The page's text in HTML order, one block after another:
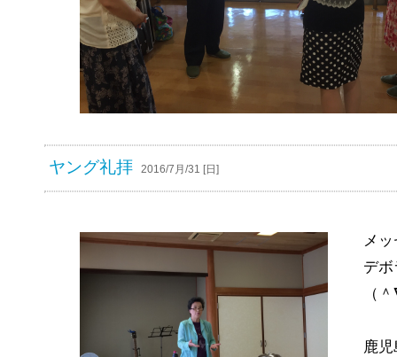
ヤング礼拝 2016/7月/31 [日]
メ
デ
（
鹿